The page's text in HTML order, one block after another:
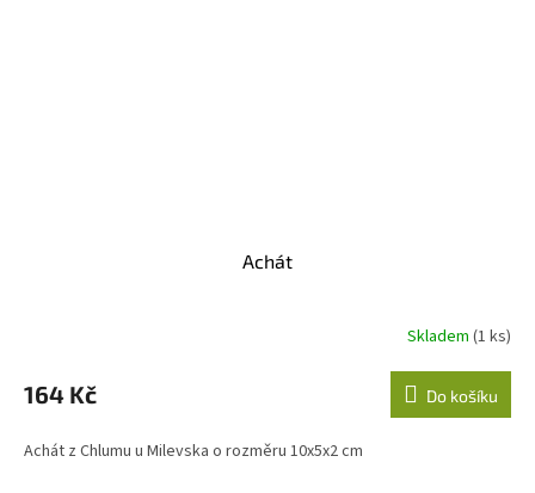
Achát
Skladem (1 ks)
164 Kč Do košíku
Achát z Chlumu u Milevska o rozměru 10x5x2 cm